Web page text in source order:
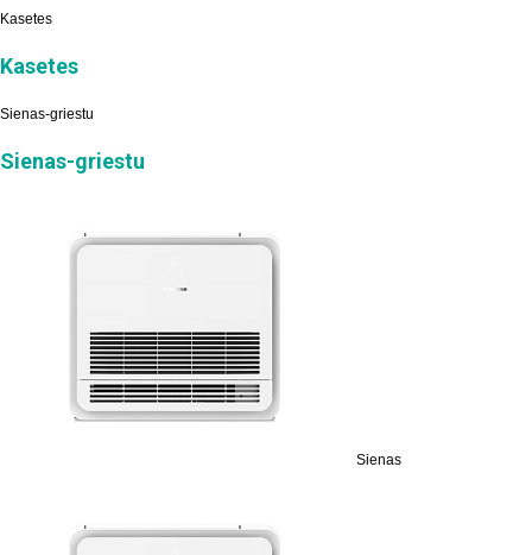
Kasetes
Kasetes
Sienas-griestu
Sienas-griestu
Sienas